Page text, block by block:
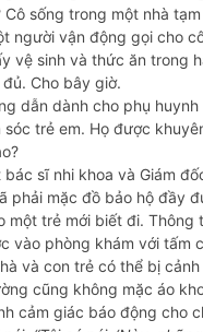
sống trong một nhà
người vận động gọi cho
vệ sinh và thức ăn trong
Cho bây giờ.
dẫn dành cho phụ
trẻ em. Họ được
sĩ nhi khoa và Giám
phải mặc đồ bảo hộ đầy
một trẻ mới biết đi. Thông
vào phòng khám với tấm
và con trẻ có thể bị
cũng không mặc áo
cảm giác báo động cho